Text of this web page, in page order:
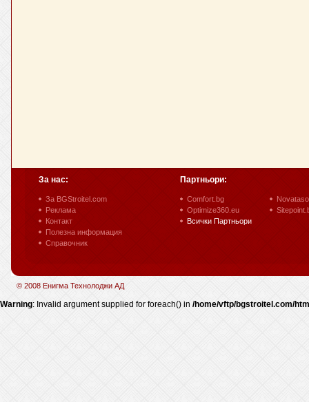
За нас:
За BGStroitel.com
Реклама
Контакт
Полезна информация
Справочник
Партньори:
Comfort.bg
Optimize360.eu
Всички Партньори
© 2008 Енигма Технолоджи АД
Warning: Invalid argument supplied for foreach() in /home/vftp/bgstroitel.com/